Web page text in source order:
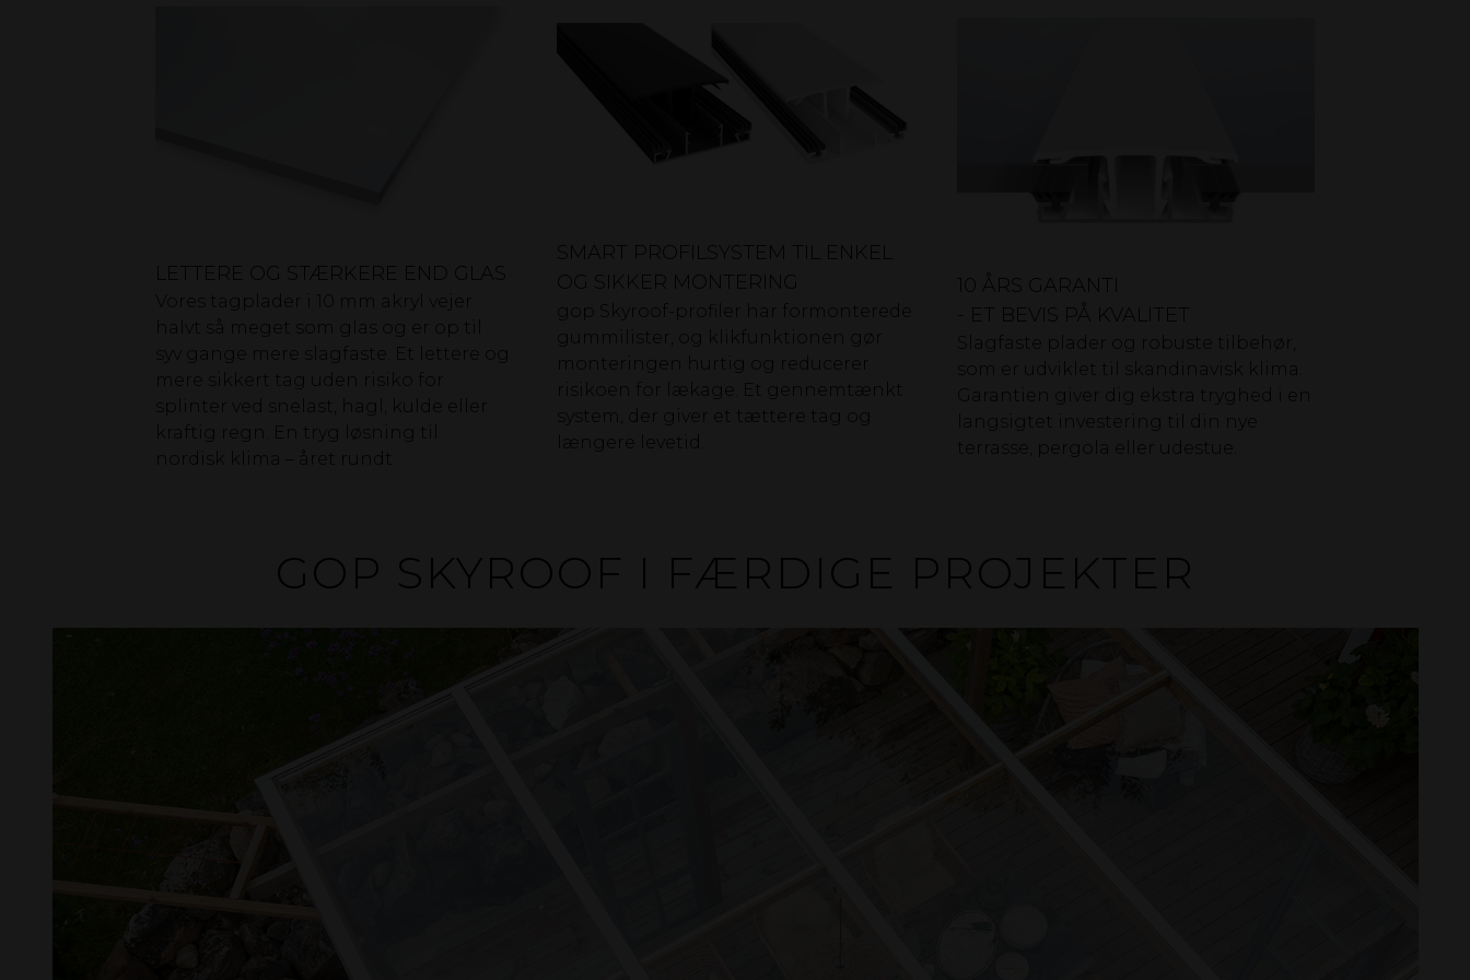
LETTERE OG STÆRKERE END GLAS
Vores tagplader i 10 mm akryl vejer
halvt så meget som glas og er op til
syv gange mere slagfaste. Et lettere og
mere sikkert tag uden risiko for
splinter ved snelast, hagl, kulde eller
kraftig regn. En tryg løsning til
nordisk klima – året rundt.
SMART PROFILSYSTEM TIL ENKEL
OG SIKKER MONTERING
gop Skyroof-profiler har formonterede
gummilister, og klikfunktionen gør
monteringen hurtig og reducerer
risikoen for lækage. Et gennemtænkt
system, der giver et tættere tag og
længere levetid.
10 ÅRS GARANTI
- ET BEVIS PÅ KVALITET
Slagfaste plader og robuste tilbehør,
som er udviklet til skandinavisk klima.
Garantien giver dig ekstra tryghed i en
langsigtet investering til din nye
terrasse, pergola eller udestue.
GOP SKYROOF I FÆRDIGE PROJEKTER